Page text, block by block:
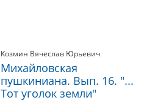
Козмин Вячеслав Юрьевич
Михайловская
пушкиниана. Вып. 16. "...
Тот уголок земли"